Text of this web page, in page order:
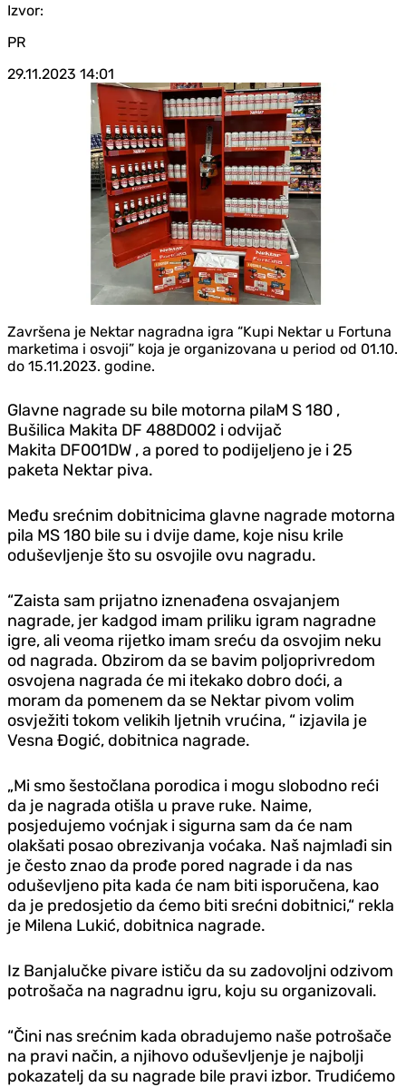
Izvor:
PR
29.11.2023 14:01
Završena je Nektar nagradna igra “Kupi Nektar u Fortuna
marketima i osvoji” koja je organizovana u period od 01.10.
do 15.11.2023. godine.
Glavne nagrade su bile motorna pilaM S 180 ,
Bušilica Makita DF 488D002 i odvijač
Makita DF001DW , a pored to podijeljeno je i 25
paketa Nektar piva.
Među srećnim dobitnicima glavne nagrade motorna
pila MS 180 bile su i dvije dame, koje nisu krile
oduševljenje što su osvojile ovu nagradu.
“Zaista sam prijatno iznenađena osvajanjem
nagrade, jer kadgod imam priliku igram nagradne
igre, ali veoma rijetko imam sreću da osvojim neku
od nagrada. Obzirom da se bavim poljoprivredom
osvojena nagrada će mi itekako dobro doći, a
moram da pomenem da se Nektar pivom volim
osvježiti tokom velikih ljetnih vrućina, “ izjavila je
Vesna Đogić, dobitnica nagrade.
„Mi smo šestočlana porodica i mogu slobodno reći
da je nagrada otišla u prave ruke. Naime,
posjedujemo voćnjak i sigurna sam da će nam
olakšati posao obrezivanja voćaka. Naš najmlađi sin
je često znao da prođe pored nagrade i da nas
oduševljeno pita kada će nam biti isporučena, kao
da je predosjetio da ćemo biti srećni dobitnici,“ rekla
je Milena Lukić, dobitnica nagrade.
Iz Banjalučke pivare ističu da su zadovoljni odzivom
potrošača na nagradnu igru, koju su organizovali.
“Čini nas srećnim kada obradujemo naše potrošače
na pravi način, a njihovo oduševljenje je najbolji
pokazatelj da su nagrade bile pravi izbor. Trudićemo